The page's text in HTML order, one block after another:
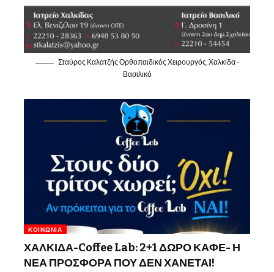
Σταύρος Καλατζής Ορθοπαιδικός Χειρουργός, Χαλκίδα -
Βασιλικό
ΚΟΙΝΩΝΊΑ
ΧΑΛΚΙΔΑ-Coffee Lab: 2+1 ΔΩΡΟ ΚΑΦΕ- Η
ΝΕΑ ΠΡΟΣΦΟΡΑ ΠΟΥ ΔΕΝ ΧΑΝΕΤΑΙ!